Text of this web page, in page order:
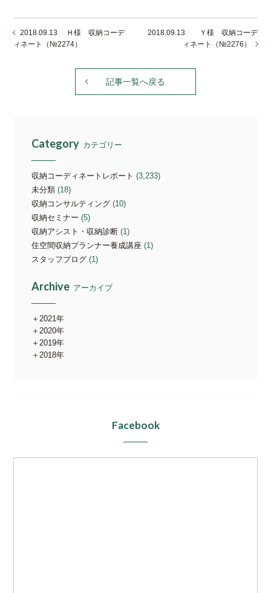
2018.09.13 Ｈ様 収納コーデ
ィネート（№2274）
2018.09.13 Ｙ様 収納コーデ
ィネート（№2276）
記事一覧へ戻る
Category カテゴリー
収納コーディネートレポート (3,233)
未分類 (18)
収納コンサルティング (10)
収納セミナー (5)
収納アシスト・収納診断 (1)
住空間収納プランナー養成講座 (1)
スタッフブログ (1)
Archive アーカイブ
2021年
2020年
2019年
2018年
Facebook